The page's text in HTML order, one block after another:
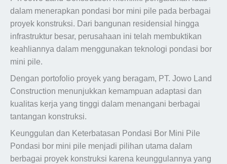
dalam menerapkan pondasi bor mini pile pada berbagai
proyek konstruksi. Dari bangunan residensial hingga
infrastruktur besar, perusahaan ini telah membuktikan
keahliannya dalam menggunakan teknologi pondasi bor
mini pile.
Dengan portofolio proyek yang beragam, PT. Jowo Land
Construction menunjukkan kemampuan adaptasi dan
kualitas kerja yang tinggi dalam menangani berbagai
tantangan konstruksi.
Keunggulan dan Keterbatasan Pondasi Bor Mini Pile
Pondasi bor mini pile menjadi pilihan utama dalam
berbagai proyek konstruksi karena keunggulannya yang